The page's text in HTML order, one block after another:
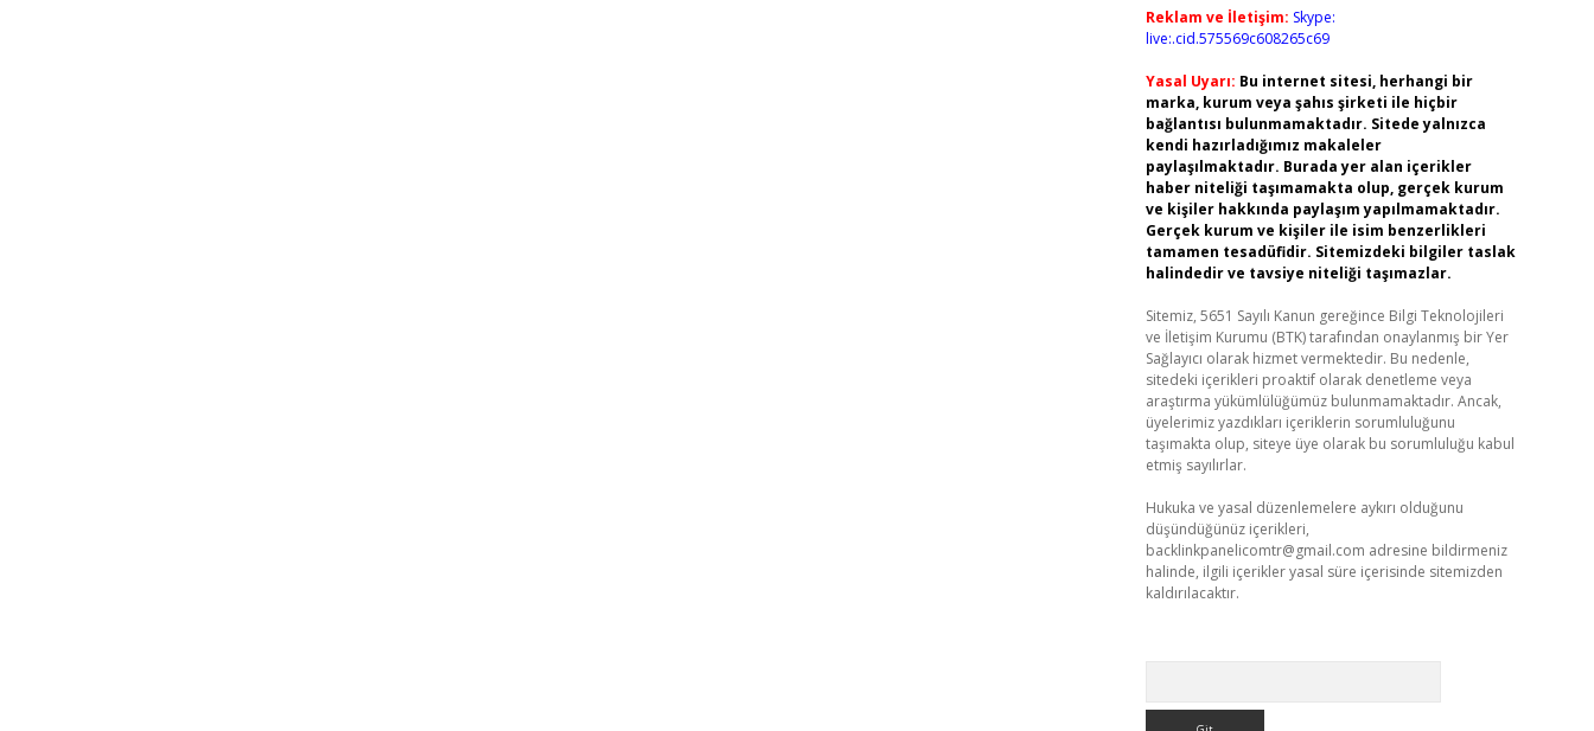
Reklam ve İletişim: Skype:
live:.cid.575569c608265c69
Yasal Uyarı: Bu internet sitesi, herhangi bir
marka, kurum veya şahıs şirketi ile hiçbir
bağlantısı bulunmamaktadır. Sitede yalnızca
kendi hazırladığımız makaleler
paylaşılmaktadır. Burada yer alan içerikler
haber niteliği taşımamakta olup, gerçek kurum
ve kişiler hakkında paylaşım yapılmamaktadır.
Gerçek kurum ve kişiler ile isim benzerlikleri
tamamen tesadüfidir. Sitemizdeki bilgiler taslak
halindedir ve tavsiye niteliği taşımazlar.
Sitemiz, 5651 Sayılı Kanun gereğince Bilgi Teknolojileri
ve İletişim Kurumu (BTK) tarafından onaylanmış bir Yer
Sağlayıcı olarak hizmet vermektedir. Bu nedenle,
sitedeki içerikleri proaktif olarak denetleme veya
araştırma yükümlülüğümüz bulunmamaktadır. Ancak,
üyelerimiz yazdıkları içeriklerin sorumluluğunu
taşımakta olup, siteye üye olarak bu sorumluluğu kabul
etmiş sayılırlar.
Hukuka ve yasal düzenlemelere aykırı olduğunu
düşündüğünüz içerikleri,
backlinkpanelicomtr@gmail.com adresine bildirmeniz
halinde, ilgili içerikler yasal süre içerisinde sitemizden
kaldırılacaktır.